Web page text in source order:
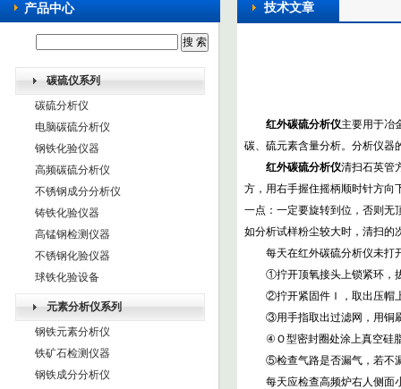
产品中心
碳硫仪系列
碳硫分析仪
电脑碳硫分析仪
钢铁化验仪器
高频碳硫分析仪
不锈钢成分分析仪
铸铁化验仪器
高锰钢检测仪器
不锈钢化验仪器
球铁化验设备
元素分析仪系列
钢铁元素分析仪
铁矿石检测仪器
钢铁成分分析仪
技术文章
红外碳硫分析仪主要用于冶
碳、硫元素含量分析。分析仪器
红外碳硫分析仪清扫石英管
方，用右手握住摇柄顺时针方向
一点：一定要旋转到位，否则无
如分析试样粉尘较大时，清扫的
每天在红外碳硫分析仪未打开
①拧开顶氧接头上锁紧环，
②拧开紧固件Ｉ，取出压帽上
③用手指取出过滤网，用铜刷
④Ｏ型密封圈处涂上真空硅脂
⑤检查气路是否漏气，若不漏
每天应检查高频炉右人侧面小